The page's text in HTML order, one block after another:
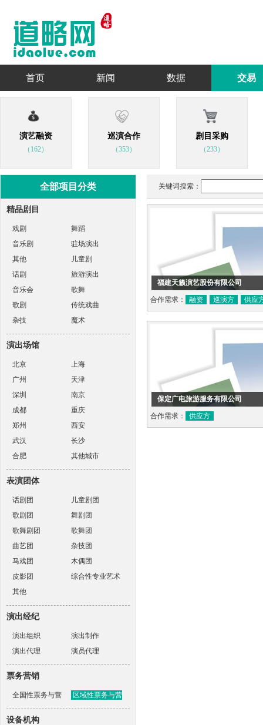
首页 新闻 数据 交易
演艺融资
（162）
巡演合作
（353）
剧目采购
（233）
全部项目分类
精品剧目
戏剧
舞蹈
音乐剧
驻场演出
其他
儿童剧
话剧
旅游演出
音乐会
歌舞
歌剧
传统戏曲
杂技
魔术
演出场馆
北京
上海
广州
天津
深圳
南京
成都
重庆
郑州
西安
武汉
长沙
合肥
其他城市
表演团体
话剧团
儿童剧团
歌剧团
舞剧团
歌舞剧团
歌舞团
曲艺团
杂技团
马戏团
木偶团
皮影团
综合性专业艺术
其他
演出经纪
演出组织
演出制作
演出代理
演员代理
票务营销
全国性票务与营
销机构
区域性票务与营
销机构
设备机构
关键词搜索：
福建天籁演艺股份有限公司
合作需求： 融资 巡演方 供应
保定广电旅游服务有限公司
合作需求： 供应方